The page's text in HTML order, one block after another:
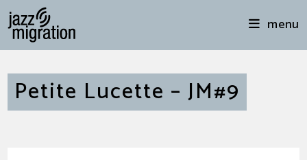
menu
Petite Lucette – JM#9